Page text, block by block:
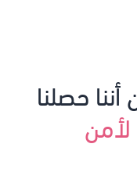
حصلنا
HIPAA لأمن